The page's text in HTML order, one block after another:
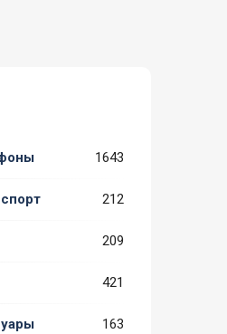
1643
212
209
421
163